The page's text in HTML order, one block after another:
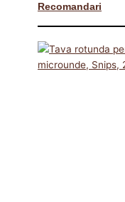
Recomandari